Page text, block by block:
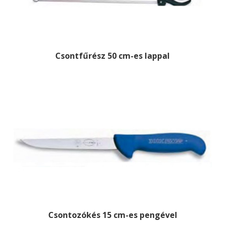
Csontfűrész 50 cm-es lappal
Csontozókés 15 cm-es pengével